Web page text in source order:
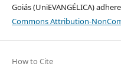
Goiás (UniEVANGÉLICA)
Commons Attribution-
How to Cite